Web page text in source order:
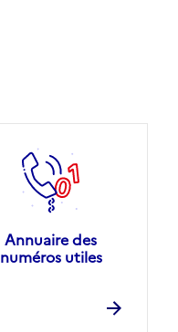
Annuaire des
numéros utiles